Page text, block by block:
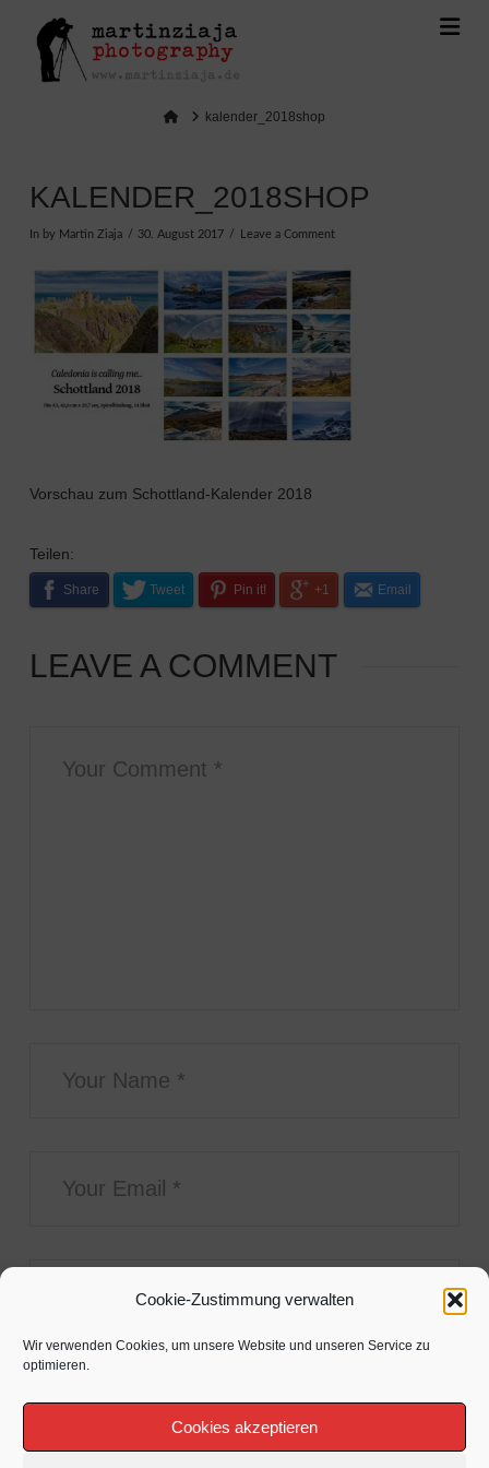
Cookie-Zustimmung verwalten
Wir verwenden Cookies, um unsere Website und unseren Service zu
optimieren.
Cookies akzeptieren
Homekalender_2018shop
KALENDER_2018SHOP
In by Martin Ziaja 30. August 2017 Leave a Comment
Vorschau zum Schottland-Kalender 2018
Teilen:
Share Tweet Pin it! +1 Email
LEAVE A COMMENT